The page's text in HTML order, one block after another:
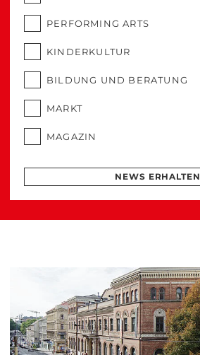
PERFORMING ARTS
KINDERKULTUR
BILDUNG UND BERATUNG
MARKT
MAGAZIN
NEWS ERHALTEN